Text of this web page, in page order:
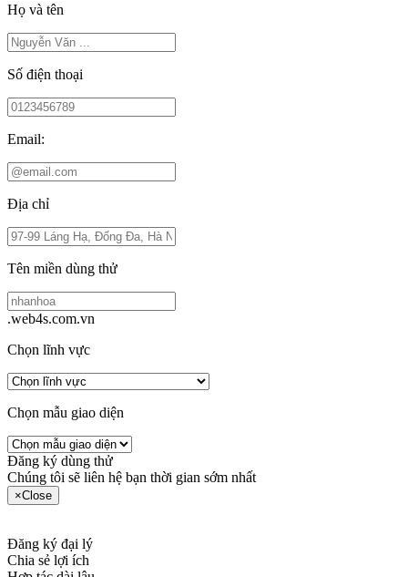
Họ và tên
Số điện thoại
Email:
Địa chỉ
Tên miền dùng thử
.web4s.com.vn
Chọn lĩnh vực
Chọn mẫu giao diện
Đăng ký dùng thử
Chúng tôi sẽ liên hệ bạn thời gian sớm nhất
×Close
Đăng ký đại lý
Chia sẻ lợi ích